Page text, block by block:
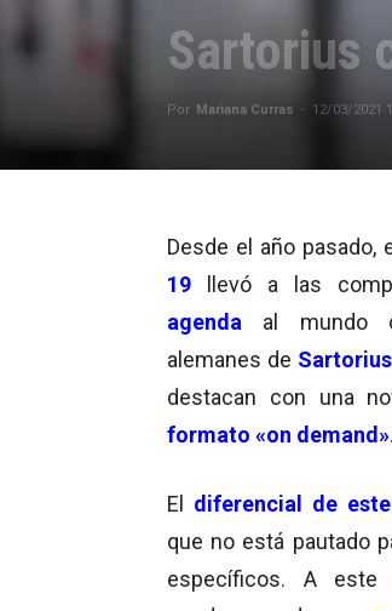
Sartorius
Por Mariana Curras - 12/03/2021
Desde el año pasado,
19 llevó a las
agenda
al mundo
alemanes de Sartorius
destacan con una
formato «on demand».
El diferencial de
que no está pautado
específicos. A este